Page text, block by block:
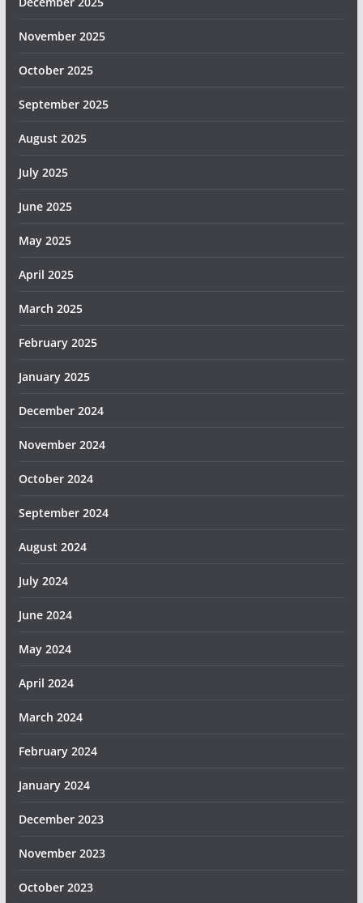
November 2025
October 2025
September 2025
August 2025
July 2025
June 2025
May 2025
April 2025
March 2025
February 2025
January 2025
December 2024
November 2024
October 2024
September 2024
August 2024
July 2024
June 2024
May 2024
April 2024
March 2024
February 2024
January 2024
December 2023
November 2023
October 2023